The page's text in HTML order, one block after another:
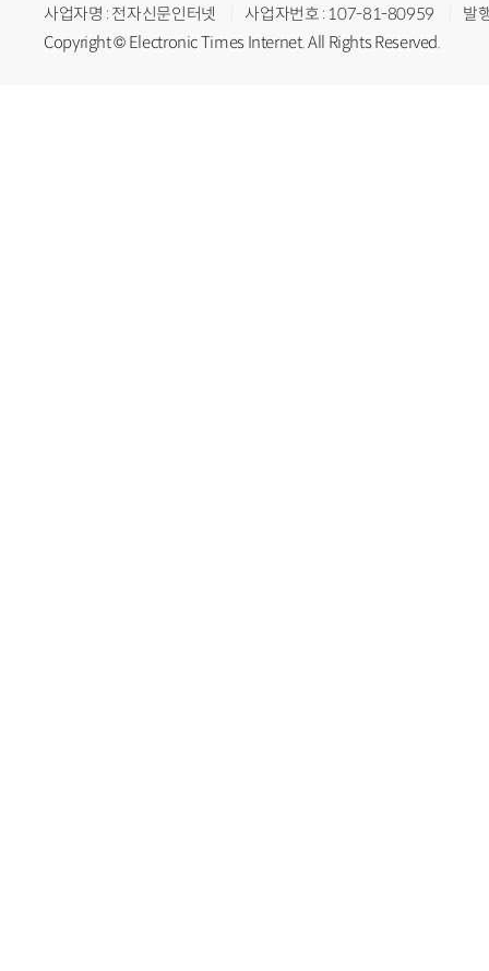
사업자명 : 전자신문인터넷
사업자번호 : 107-81-80959
발
Copyright © Electronic Times Internet. All Rights Reserved.